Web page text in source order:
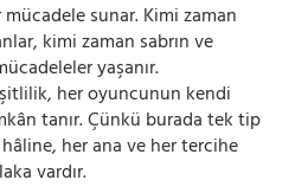
sunar. Kimi zaman
kimi zaman sabrın ve
yaşanır.
her oyuncunun kendi
tanır. Çünkü burada tek tip
her ana ve her tercihe
vardır.